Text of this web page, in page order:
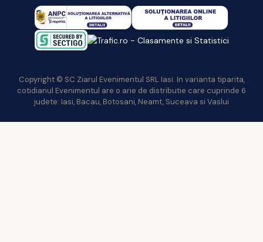
Copyright © SC Ziarul Evenimentul SRL Iasi. In varianta tiparita,
cotidianul Evenimentul are o arie de distributie care cuprinde 6
judete: Iasi, Bacau, Botosani, Neamt, Suceava si Vaslui